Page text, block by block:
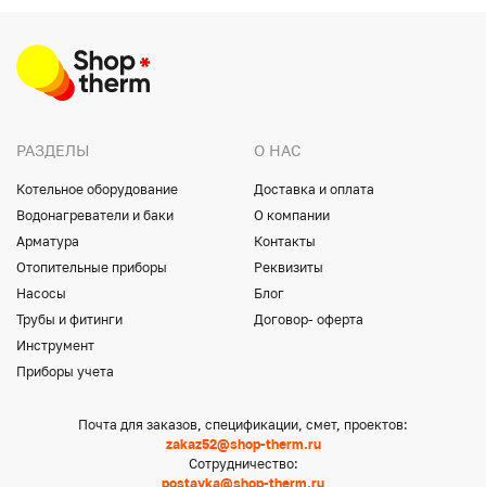
РАЗДЕЛЫ
Котельное оборудование
Водонагреватели и баки
Арматура
Отопительные приборы
Насосы
Трубы и фитинги
Инструмент
Приборы учета
О НАС
Доставка и оплата
О компании
Контакты
Реквизиты
Блог
Договор- оферта
Почта для заказов, спецификации, смет, проектов:
zakaz52@shop-therm.ru
Сотрудничество:
postavka@shop-therm.ru